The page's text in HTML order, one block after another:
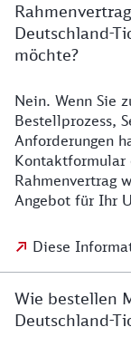
Rahmenvertrag
Deutschland-
möchte?
Nein. Wenn Sie
Bestellprozess,
Anforderungen
Kontaktformular
Rahmenvertrag
Angebot für Ihr
Diese
Wie bestellen
Deutschland-